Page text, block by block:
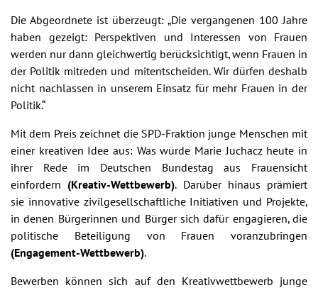
Die Abgeordnete ist überzeugt: „Die vergangenen 100 Jahre
haben gezeigt: Perspektiven und Interessen von Frauen
werden nur dann gleichwertig berücksichtigt, wenn Frauen in
der Politik mitreden und mitentscheiden. Wir dürfen deshalb
nicht nachlassen in unserem Einsatz für mehr Frauen in der
Politik.“
Mit dem Preis zeichnet die SPD-Fraktion junge Menschen mit
einer kreativen Idee aus: Was würde Marie Juchacz heute in
ihrer Rede im Deutschen Bundestag aus Frauensicht
einfordern (Kreativ-Wettbewerb). Darüber hinaus prämiert
sie innovative zivilgesellschaftliche Initiativen und Projekte,
in denen Bürgerinnen und Bürger sich dafür engagieren, die
politische Beteiligung von Frauen voranzubringen
(Engagement-Wettbewerb).
Bewerben können sich auf den Kreativwettbewerb junge